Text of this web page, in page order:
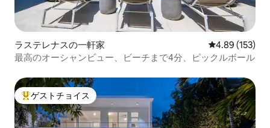
ラステレナスの一軒家 レビュー153
4.89 (153)
最高のオーシャンビュー、ビーチまで4分、ピックルボール
大好評のゲストチョイスです。
ゲストチョイス